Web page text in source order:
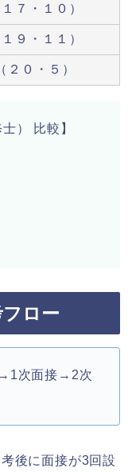
７・１０）
９・１１）
２０・５）
） 比較】
ロー
→1次面接→2次
後に面接が3回設